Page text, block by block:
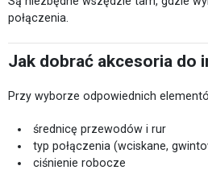
połączenia.
Jak dobrać akcesoria do
Przy wyborze odpowiednich
średnicę przewodów i rur
typ połączenia (wciskane,
ciśnienie robocze